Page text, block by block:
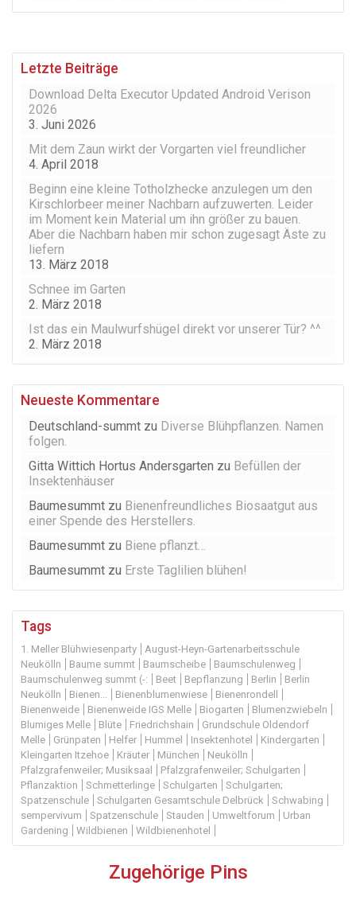
Letzte Beiträge
Download Delta Executor Updated Android Verison
2026
3. Juni 2026
Mit dem Zaun wirkt der Vorgarten viel freundlicher
4. April 2018
Beginn eine kleine Totholzhecke anzulegen um den
Kirschlorbeer meiner Nachbarn aufzuwerten. Leider
im Moment kein Material um ihn größer zu bauen.
Aber die Nachbarn haben mir schon zugesagt Äste zu
liefern
13. März 2018
Schnee im Garten
2. März 2018
Ist das ein Maulwurfshügel direkt vor unserer Tür? ^^
2. März 2018
Neueste Kommentare
Deutschland-summt zu Diverse Blühpflanzen. Namen
folgen.
Gitta Wittich Hortus Andersgarten zu Befüllen der
Insektenhäuser
Baumesummt zu Bienenfreundliches Biosaatgut aus
einer Spende des Herstellers.
Baumesummt zu Biene pflanzt…
Baumesummt zu Erste Taglilien blühen!
Tags
1. Meller Blühwiesenparty
August-Heyn-Gartenarbeitsschule
Neukölln
Baume summt Baumscheibe
Baumschulenweg
Baumschulenweg summt (-:
Beet Bepflanzung Berlin
Berlin
Neukölln
Bienen... Bienenblumenwiese
Bienenrondell
Bienenweide
Bienenweide IGS Melle Biogarten
Blumenzwiebeln
Blumiges Melle
Blüte Friedrichshain
Grundschule Oldendorf
Melle
Grünpaten Helfer Hummel Insektenhotel
Kindergarten
Kleingarten Itzehoe
Kräuter München
Neukölln
Pfalzgrafenweiler; Musiksaal
Pfalzgrafenweiler; Schulgarten
Pflanzaktion
Schmetterlinge Schulgarten
Schulgarten;
Spatzenschule
Schulgarten Gesamtschule Delbrück
Schwabing
sempervivum
Spatzenschule Stauden Umweltforum
Urban
Gardening
Wildbienen Wildbienenhotel
Zugehörige Pins